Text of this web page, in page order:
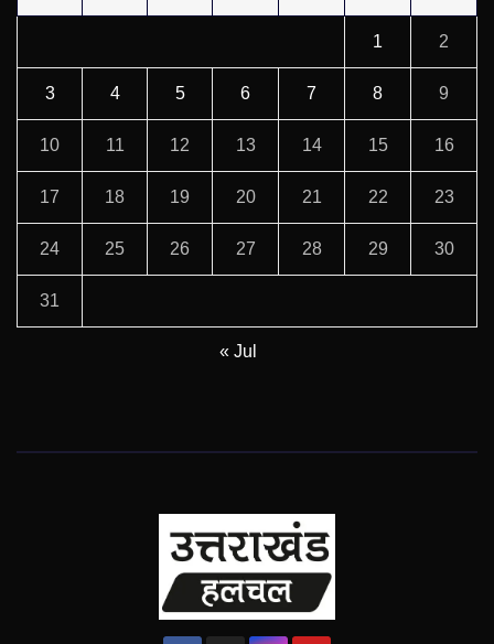
1 2
3 4 5 6 7 8 9
10 11 12 13 14 15 16
17 18 19 20 21 22 23
24 25 26 27 28 29 30
31
« Jul